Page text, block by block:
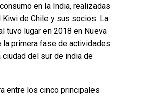
en la India, realizadas
de Chile y sus socios. La
tuvo lugar en 2018 en Nueva
la primera fase de actividades
del sur de india de
entre los cinco principales